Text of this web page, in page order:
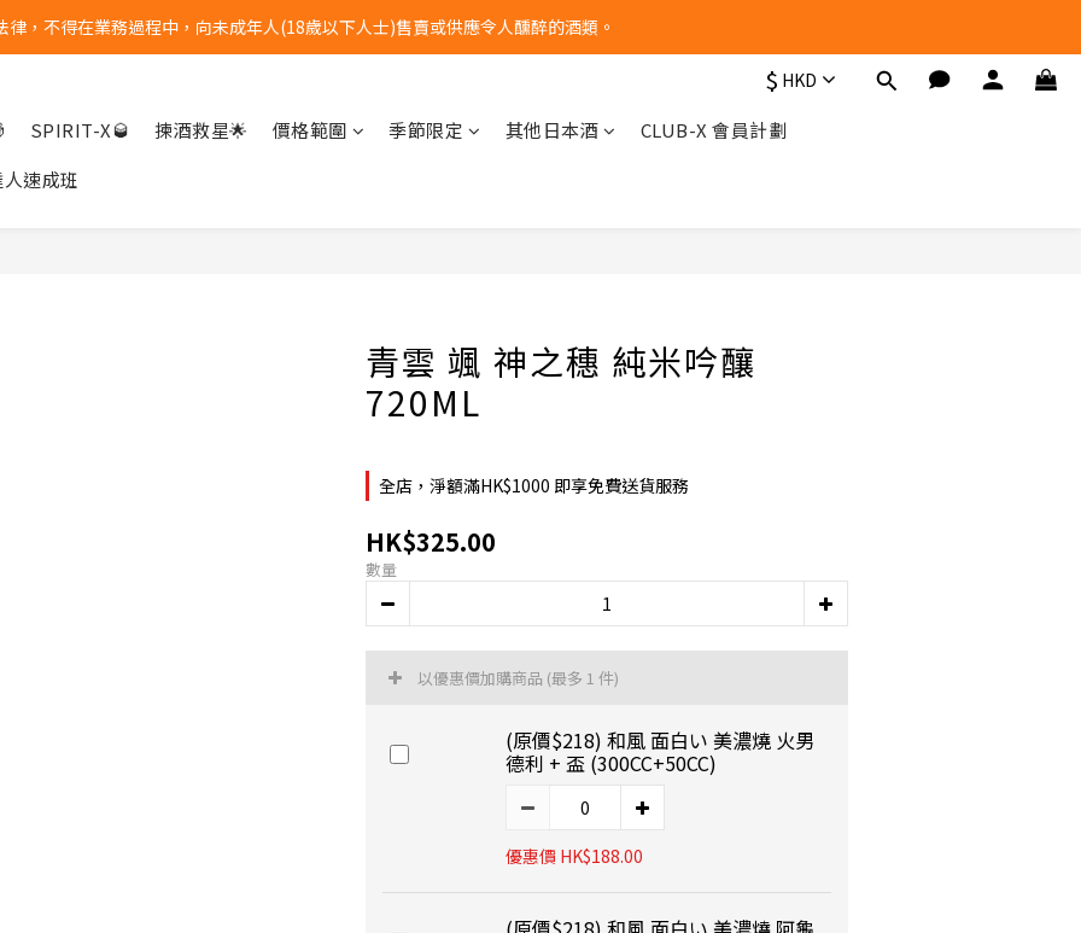
全單購物滿港幣$1000 | 免運費
律，不得在業務過程中，向未成年人(18歲以下人士)售賣或供應令人醺醉的酒類。
$ HKD
SPIRIT-X🥃 揀酒救星🌟 價格範圍 季節限定 其他日本酒
CLUB-X 會員計劃
速成班
青雲 颯 神之穗 純米吟釀
720ML
全店，淨額滿HK$1000 即享免費送貨服務
HK$325.00
數量
以優惠價加購商品 (最多 1 件)
(原價$218) 和風 面白い 美濃燒 火男
德利 + 盃 (300CC+50CC)
優惠價 HK$188.00